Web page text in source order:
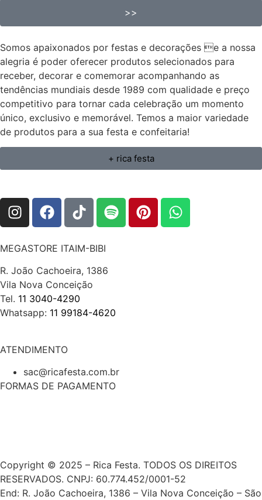
>>
Somos apaixonados por festas e decorações e a nossa
alegria é poder oferecer produtos selecionados para
receber, decorar e comemorar acompanhando as
tendências mundiais desde 1989 com qualidade e preço
competitivo para tornar cada celebração um momento
único, exclusivo e memorável. Temos a maior variedade
de produtos para a sua festa e confeitaria!
+ rica festa
MEGASTORE ITAIM-BIBI
R. João Cachoeira, 1386
Vila Nova Conceição
Tel. 11 3040-4290
Whatsapp: 11 99184-4620
ATENDIMENTO
sac@ricafesta.com.br
FORMAS DE PAGAMENTO
Copyright © 2025 – Rica Festa. TODOS OS DIREITOS
RESERVADOS. CNPJ: 60.774.452/0001-52
End: R. João Cachoeira, 1386 – Vila Nova Conceição – São